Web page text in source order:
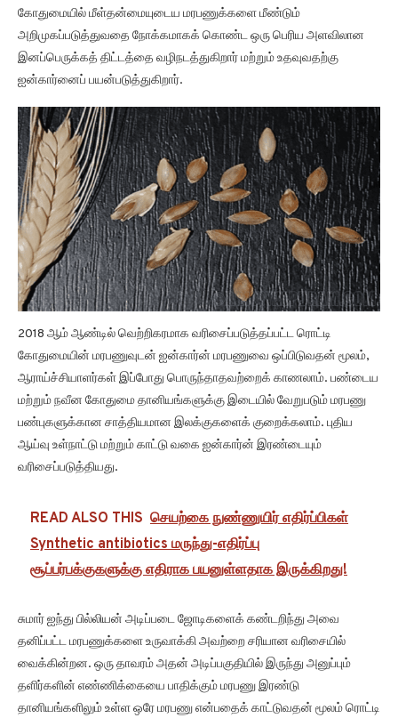
கோதுமையில் மீள்தன்மையுடைய மரபணுக்களை மீண்டும்
அறிமுகப்படுத்துவதை நோக்கமாகக் கொண்ட ஒரு பெரிய அளவிலான
இனப்பெருக்கத் திட்டத்தை வழிநடத்துகிறார் மற்றும் உதவுவதற்கு
ஐன்கார்னைப் பயன்படுத்துகிறார்.
2018 ஆம் ஆண்டில் வெற்றிகரமாக வரிசைப்படுத்தப்பட்ட ரொட்டி
கோதுமையின் மரபணுவுடன் ஐன்கார்ன் மரபணுவை ஒப்பிடுவதன் மூலம்,
ஆராய்ச்சியாளர்கள் இப்போது பொருந்தாதவற்றைக் காணலாம். பண்டைய
மற்றும் நவீன கோதுமை தானியங்களுக்கு இடையில் வேறுபடும் மரபணு
பண்புகளுக்கான சாத்தியமான இலக்குகளைக் குறைக்கலாம். புதிய
ஆய்வு உள்நாட்டு மற்றும் காட்டு வகை ஐன்கார்ன் இரண்டையும்
வரிசைப்படுத்தியது.
READ ALSO THIS செயற்கை நுண்ணுயிர் எதிர்ப்பிகள்
Synthetic antibiotics மருந்து-எதிர்ப்பு
சூப்பர்பக்குகளுக்கு எதிராக பயனுள்ளதாக இருக்கிறது!
சுமார் ஐந்து பில்லியன் அடிப்படை ஜோடிகளைக் கண்டறிந்து அவை
தனிப்பட்ட மரபணுக்களை உருவாக்கி அவற்றை சரியான வரிசையில்
வைக்கின்றன. ஒரு தாவரம் அதன் அடிப்பகுதியில் இருந்து அனுப்பும்
தளிர்களின் எண்ணிக்கையை பாதிக்கும் மரபணு இரண்டு
தானியங்களிலும் உள்ள ஒரே மரபணு என்பதைக் காட்டுவதன் மூலம் ரொட்டி